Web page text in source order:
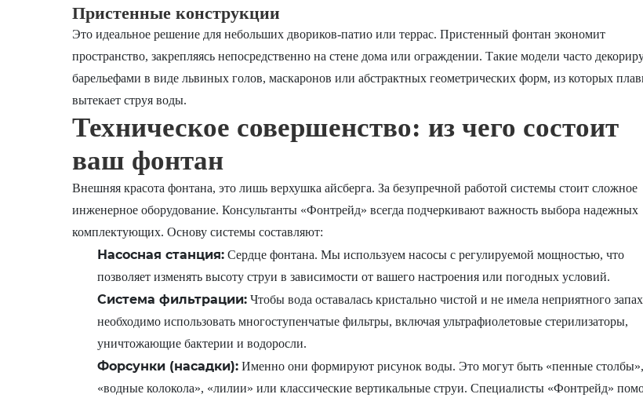
Пристенные конструкции
Это идеальное решение для небольших двориков-патио или террас. Пристенный фонтан экономит
пространство, закрепляясь непосредственно на стене дома или ограждении. Такие модели часто
барельефами в виде львиных голов, маскаронов или абстрактных геометрических форм, из которых
вытекает струя воды.
Техническое совершенство: из чего состоит
ваш фонтан
Внешняя красота фонтана, это лишь верхушка айсберга. За безупречной работой системы стоит сложное
инженерное оборудование. Консультанты «Фонтрейд» всегда подчеркивают важность выбора надежных
комплектующих. Основу системы составляют:
Насосная станция:Сердце фонтана. Мы используем насосы с регулируемой мощностью, что
позволяет изменять высоту струи в зависимости от вашего настроения или погодных условий.
Система фильтрации:Чтобы вода оставалась кристально чистой и не имела неприятного
необходимо использовать многоступенчатые фильтры, включая ультрафиолетовые стерилизаторы,
уничтожающие бактерии и водоросли.
Форсунки (насадки):Именно они формируют рисунок воды. Это могут быть «пенные столбы»,
«водные колокола», «лилии» или классические вертикальные струи. Специалисты «Фонтрейд»